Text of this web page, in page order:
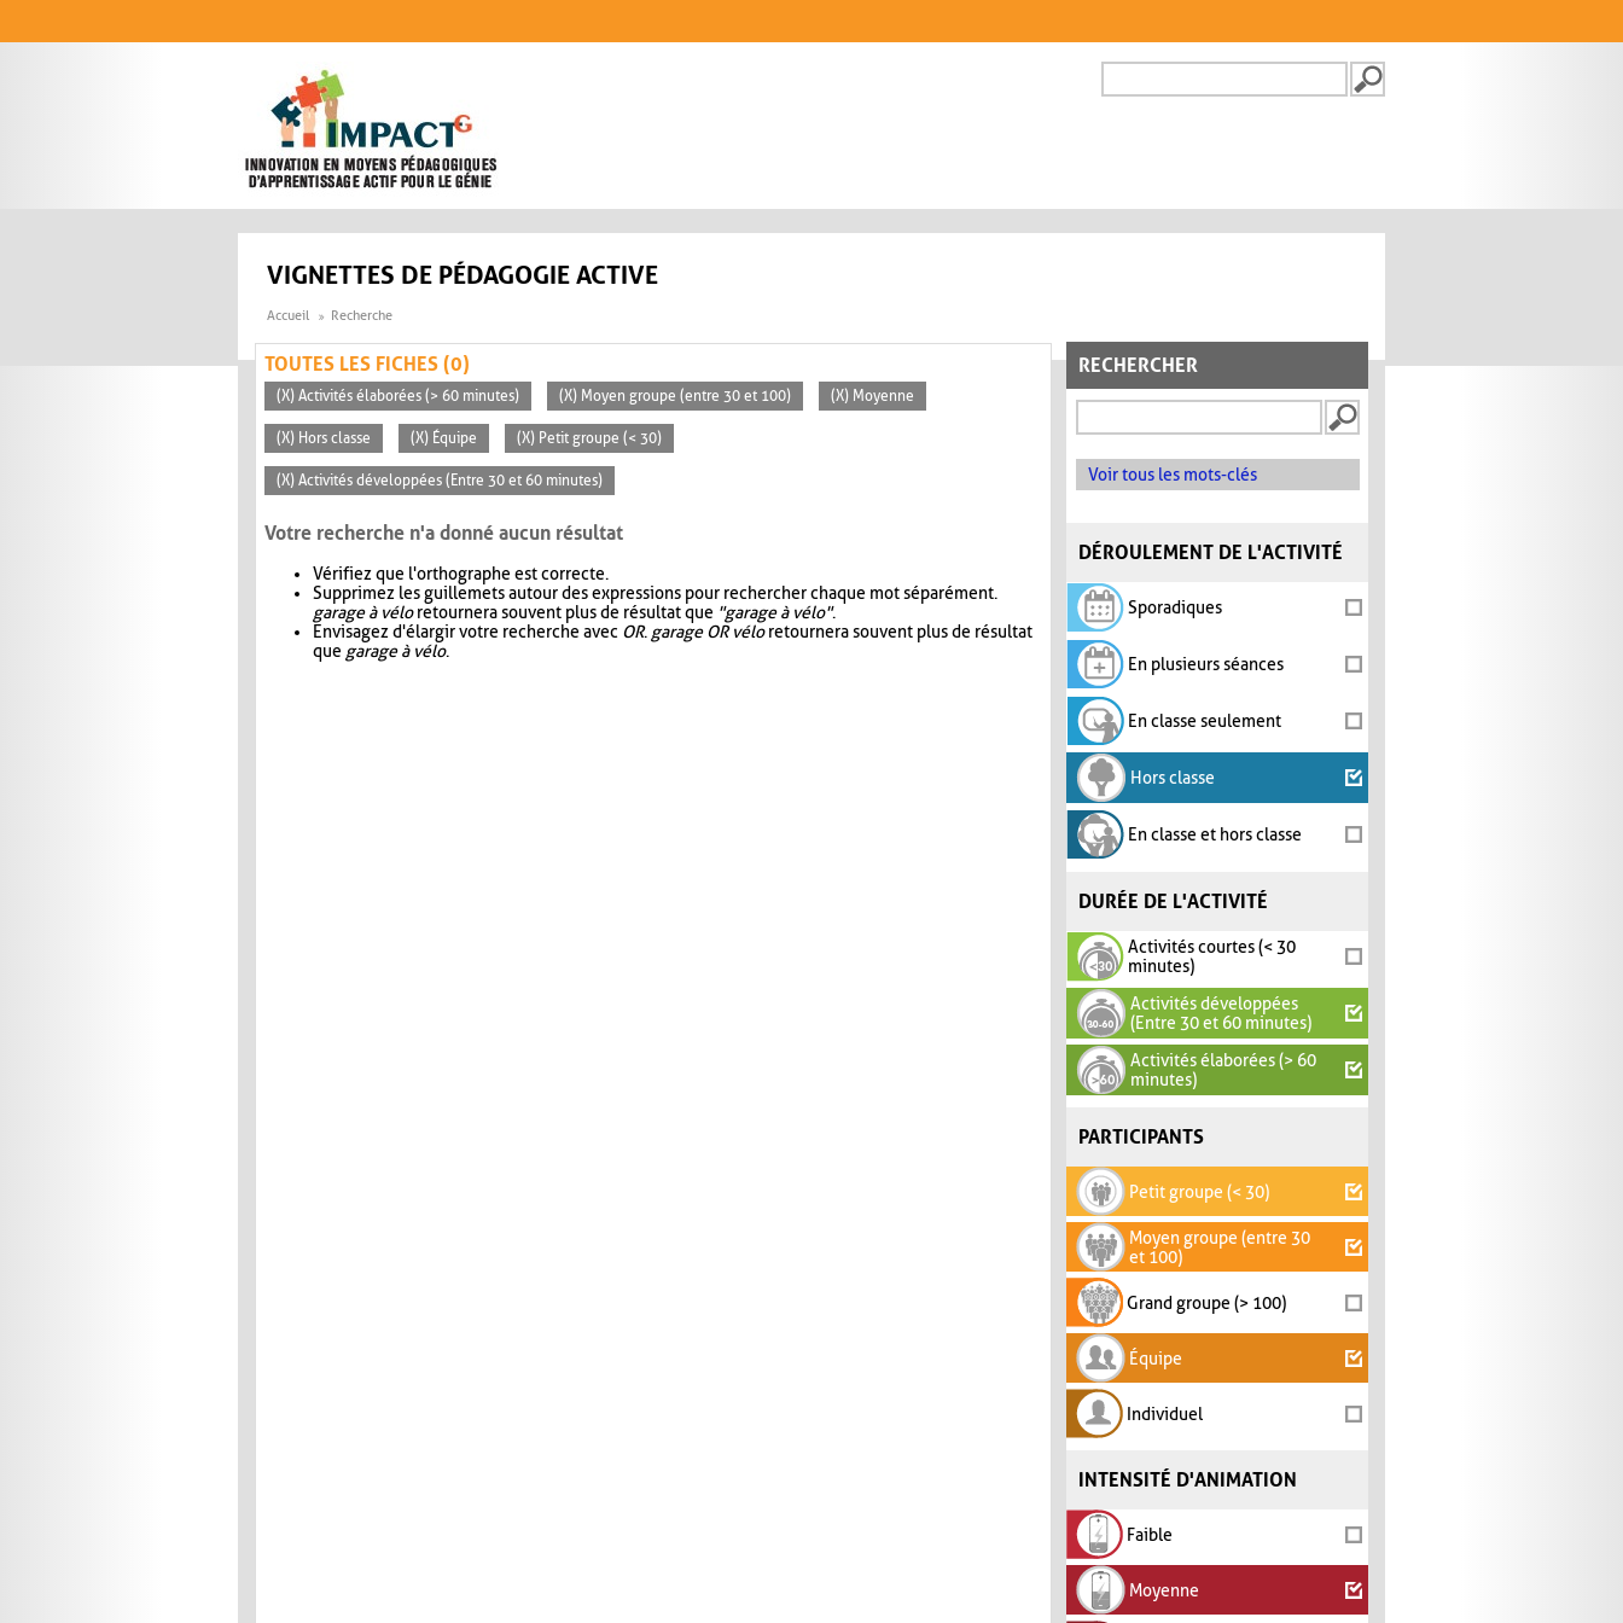
FORMULAIRE DE
VIGNETTES DE PÉDAGOGIE ACTIVE
Accueil Recherche
RECHERCHER
Voir tous les mots-clés
DÉROULEMENT DE L'ACTIVITÉ
Sporadiques
En plusieurs séances
En classe seulement
Hors classe
En classe et hors classe
DURÉE DE L'ACTIVITÉ
Activités courtes (< 30
minutes)
Activités développées
(Entre 30 et 60 minutes)
Activités élaborées (> 60
minutes)
PARTICIPANTS
Petit groupe (< 30)
Moyen groupe (entre 30
et 100)
Grand groupe (> 100)
Équipe
Individuel
INTENSITÉ D'ANIMATION
Faible
Moyenne
TOUTES LES FICHES (0)
(X) Activités élaborées (> 60 minutes) (X) Moyen groupe (entre 30 et 100) (X) Moyenne
(X) Hors classe (X) Équipe (X) Petit groupe (< 30)
(X) Activités développées (Entre 30 et 60 minutes)
Votre recherche n'a donné aucun résultat
Vérifiez que l'orthographe est correcte.
Supprimez les guillemets autour des expressions pour rechercher chaque mot séparément.
garage à véloretournera souvent plus de résultat que "garage à vélo".
Envisagez d'élargir votre recherche avec OR. garage OR véloretournera souvent plus de résultat
que garage à vélo.